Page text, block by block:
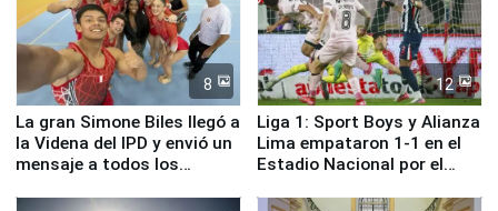
8
La gran Simone Biles llegó a
la Videna del IPD y envió un
mensaje a todos los
12
Liga 1: Sport Boys y Alianza
Lima empataron 1-1 en el
Estadio Nacional por el